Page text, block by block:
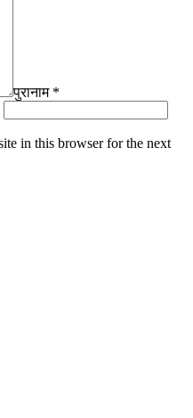
पुरानाम *
in this browser for the next